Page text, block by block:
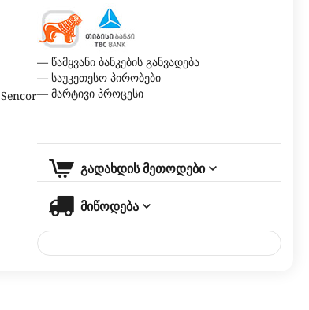
Sencor
— წამყვანი ბანკების განვადება
— საუკეთესო პირობები
— მარტივი პროცესი
გადახდის მეთოდები
მიწოდება